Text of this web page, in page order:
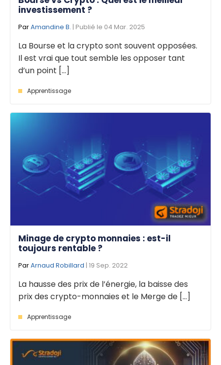
investissement ?
ParAmandine B. | Publié le 04 Mar. 2025
La Bourse et la crypto sont souvent opposées.
Il est vrai que tout semble les opposer tant
d’un point [...]
Apprentissage
Minage de crypto monnaies : est-il
toujours rentable ?
ParArnaud Robillard | 19 Sep. 2022
La hausse des prix de l’énergie, la baisse des
prix des crypto-monnaies et le Merge de [...]
Apprentissage